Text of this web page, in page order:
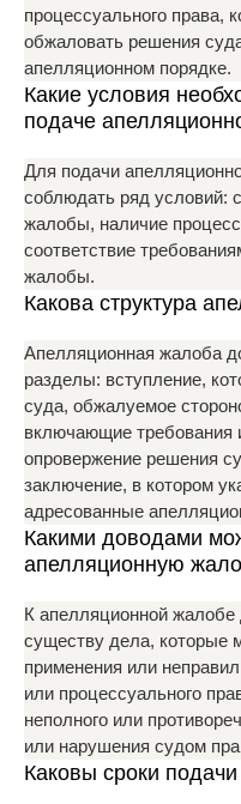
процессуального права,
обжаловать решения
апелляционном порядке.
Какие условия
подаче
Для подачи
соблюдать ряд условий:
жалобы, наличие
соответствие
жалобы.
Какова структура
Апелляционная жалоба
разделы: вступление,
суда, обжалуемое
включающие требования
опровержение решения
заключение, в котором
адресованные
Какими доводами
апелляционную
К апелляционной
существу дела, которые
применения или
или процессуального
неполного или
или нарушения судом
Каковы сроки